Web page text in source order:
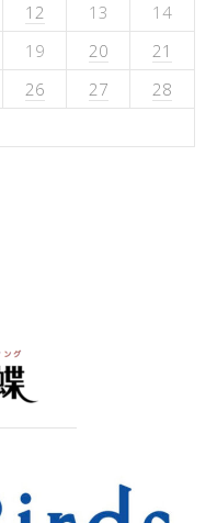
12 13
14
19 20
21
26 27
28